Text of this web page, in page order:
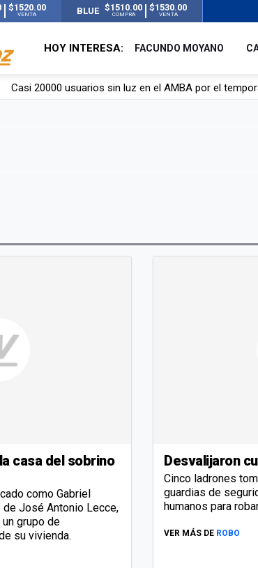
$1520.00
VENTA BLUE $1510.00
COMPRA
$1530.00
VENTA
HOY INTERESA: FACUNDO MOYANO
Casi 20000 usuarios sin luz en el AMBA por el temporal
Candela Arizaga rompió el silencio tras el incidente
casa del sobrino
como Gabriel
José Antonio Lecce,
grupo de
su vivienda.
Desvalijaron
Cinco ladrones
guardias de
humanos para
VER MÁS DE ROBO